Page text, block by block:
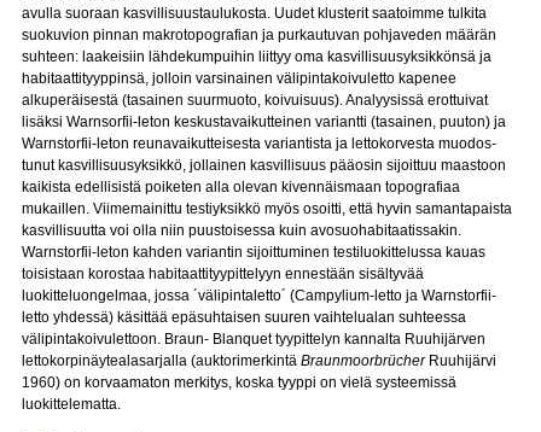
avulla suoraan kasvillisuustaulukosta. Uudet klusterit saatoimme tulkita
suokuvion pinnan makrotopografian ja purkautuvan pohjaveden määrän
suhteen: laakeisiin lähdekumpuihin liittyy oma kasvillisuusyksikkönsä ja
habitaattityyppinsä, jolloin varsi­nainen välipintakoivuletto kapenee
alkuperäisestä (tasainen suurmuoto, koivuisuus). Analyysissä erottuivat
lisäksi Warnsorfii-leton keskustavaikutteinen variantti (tasainen, puuton) ja
Warnstorfii-leton reunavaikutteisesta variantista ja lettokorvesta muodos­
tunut kasvillisuusyksikkö, jollainen kasvillisuus pääosin sijoittuu maastoon
kaikista edellisistä poiketen alla olevan kivennäismaan topografiaa
mukaillen. Viimemainittu testiyksikkö myös osoitti, että hyvin samantapaista
kasvillisuutta voi olla niin puus­toisessa kuin avosuohabitaatissakin.
Warnstorfii-leton kahden variantin sijoittuminen testiluokittelussa kauas
toisistaan korostaa habitaattityypittelyyn ennestään sisältyvää
luokitteluongelmaa, jossa ´välipintaletto´ (Campylium-letto ja Warnstorfii-
letto yhdessä) käsittää epäsuhtaisen suuren vaihtelualan suhteessa
välipintakoivulettoon. Braun- Blanquet tyypittelyn kannalta Ruuhijärven
lettokorpinäytealasarjalla (auktorimerkintä Braunmoorbrücher Ruuhijärvi
1960) on korvaamaton merkitys, koska tyyppi on vielä systeemissä
luokittelematta.